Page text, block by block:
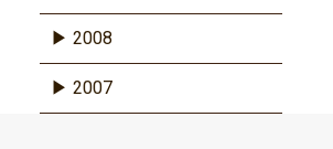
2008
2007